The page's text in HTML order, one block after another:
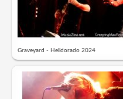
Graveyard - Helldorado 2024